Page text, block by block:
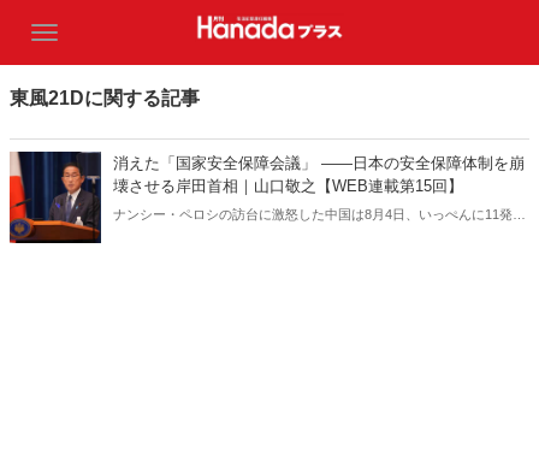
東風21Dに関する記事
消えた「国家安全保障会議」 ――日本の安全保障体制を崩
壊させる岸田首相｜山口敬之【WEB連載第15回】
ナンシー・ペロシの訪台に激怒した中国は8月4日、いっぺんに11発も